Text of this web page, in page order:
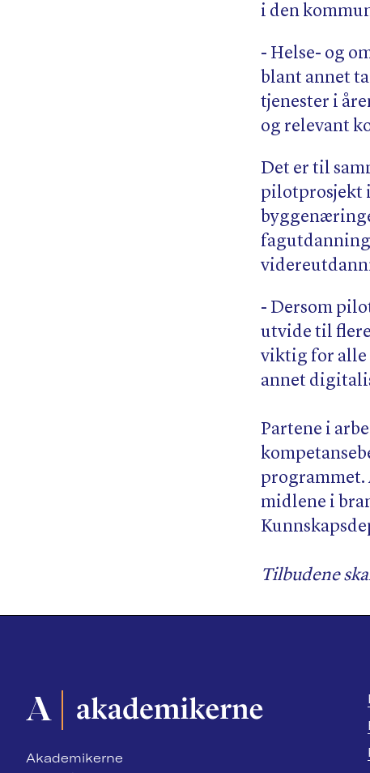
i den
- Helse- og
blant annet
tjenester i
og relevant
Det er til
pilotprosjekt
fagutdanning
- Dersom
utvide til
viktig for alle
annet
Partene i
programmet.
midlene i
Tilbudene
Akademikerne